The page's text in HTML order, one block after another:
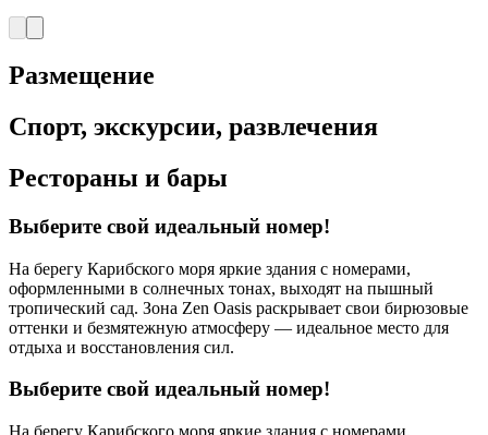
Размещение
Спорт, экскурсии, развлечения
Рестораны и бары
Выберите свой идеальный номер!
На берегу Карибского моря яркие здания с номерами,
оформленными в солнечных тонах, выходят на пышный
тропический сад. Зона Zen Oasis раскрывает свои бирюзовые
оттенки и безмятежную атмосферу — идеальное место для
отдыха и восстановления сил.
Выберите свой идеальный номер!